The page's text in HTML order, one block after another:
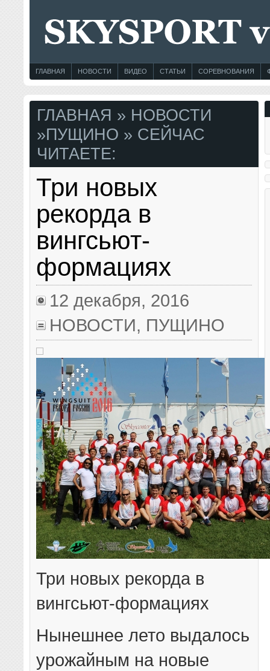
ГЛАВНАЯ НОВОСТИ ВИДЕО СТАТЬИ СОРЕВНОВАНИЯ
ГЛАВНАЯ » НОВОСТИ
»ПУЩИНО » СЕЙЧАС
ЧИТАЕТЕ:
Три новых
рекорда в
вингсьют-
формациях
12 декабря, 2016
НОВОСТИ, ПУЩИНО
Три новых рекорда в
вингсьют-формациях
Нынешнее лето выдалось
урожайным на новые